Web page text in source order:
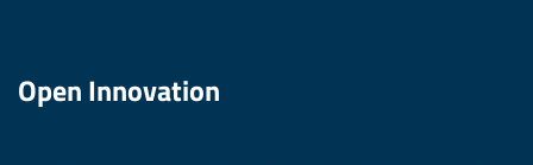
Open Innovation